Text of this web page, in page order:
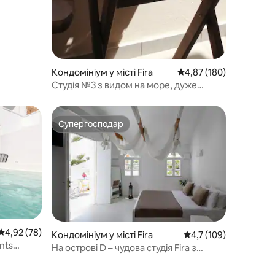
Кондомініум у місті Fira Середня оцінка: 4,87
4,87 (180)
Студія №3 з видом на море, дуже
оцінка: 4,92 з 5, відгуки: 78
4,92 (78)
Супергосподар
Супергосподар
Кондомініум у місті Fira Середня оцінка: 4,7
4,7 (109)
На острові D – чудова студія Fira з